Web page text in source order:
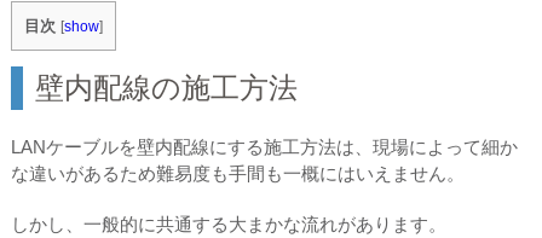
目次 [show]
壁内配線の施工方法
LANケーブルを壁内配線にする施工方法は、現場によって細か
な違いがあるため難易度も手間も一概にはいえません。
しかし、一般的に共通する大まかな流れがあります。